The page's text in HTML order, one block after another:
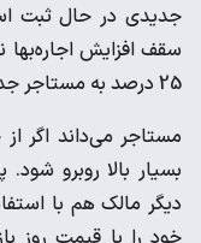
جدیدی در حال ثبت
سقف افزایش اجاره‌بها
25 درصد به مستاجر جدید پیشنهاد می‌دهد .
مستاجر می‌داند اگر
بسیار بالا روبرو
دیگر مالک هم با